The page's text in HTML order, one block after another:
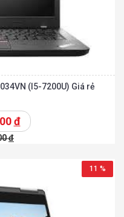
(I5-7200U) Giá rẻ
đ
đ
11 %